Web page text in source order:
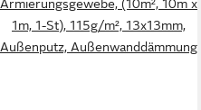
Armierungsgewebe, (10m², 10m x
1m, 1-St), 115g/m², 13x13mm,
Außenputz, Außenwanddämmung